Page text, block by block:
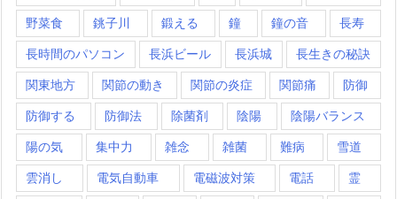
野菜食 銚子川 鍛える 鐘 鐘の音 長寿
長時間のパソコン 長浜ビール 長浜城 長生きの秘訣
関東地方 関節の動き 関節の炎症 関節痛 防御
防御する 防御法 除菌剤 陰陽 陰陽バランス
陽の気 集中力 雑念 雑菌 難病 雪道
雲消し 電気自動車 電磁波対策 電話 霊